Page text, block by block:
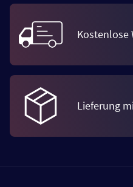
Kostenlose
Lieferung